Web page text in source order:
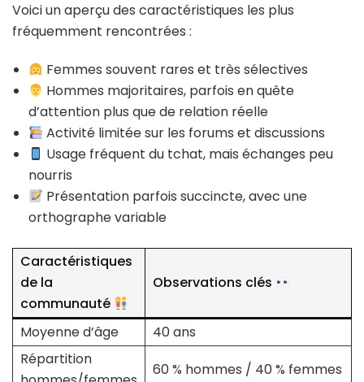
Voici un aperçu des caractéristiques les plus
fréquemment rencontrées :
Femmes souvent rares et très sélectives
Hommes majoritaires, parfois en quête
d’attention plus que de relation réelle
Activité limitée sur les forums et discussions
Usage fréquent du tchat, mais échanges peu
nourris
Présentation parfois succincte, avec une
orthographe variable
Caractéristiques
de la
communauté
Observations clés
Moyenne d’âge
40 ans
Répartition
60 % hommes / 40 % femmes